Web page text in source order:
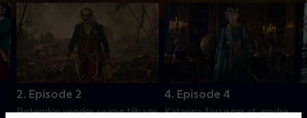
2. Episode 2
Potemkin vender sejrrig tilbage
4. Episode 4
Katarina forsøger at ændre